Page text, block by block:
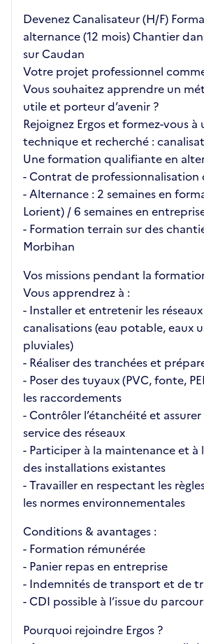
Devenez Canalisateur (H/F)
alternance (12 mois) Chantier
sur Caudan
Votre projet professionnel
Vous souhaitez apprendre un
utile et porteur d’avenir ?
Rejoignez Ergos et formez-vous
technique et recherché :
Une formation qualifiante en
- Contrat de professionnalisation
- Alternance : 2 semaines en
Lorient) / 6 semaines en
- Formation terrain sur des
Morbihan
Vos missions pendant la
Vous apprendrez à :
- Installer et entretenir les
canalisations (eau potable, eaux
pluviales)
- Réaliser des tranchées et
- Poser des tuyaux (PVC, fonte,
les raccordements
- Contrôler l’étanchéité et assurer
service des réseaux
- Participer à la maintenance et à
des installations existantes
- Travailler en respectant les
les normes environnementales
Conditions & avantages :
- Formation rémunérée
- Panier repas en entreprise
- Indemnités de transport et de
- CDI possible à l’issue du
Pourquoi rejoindre Ergos ?